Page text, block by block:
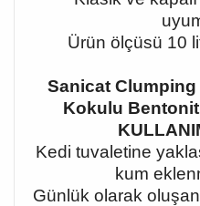
Ürün ölçüsü 10
Sanicat
Kokulu Bentonit
Kedi tuvaletine
kum
Günlük olarak